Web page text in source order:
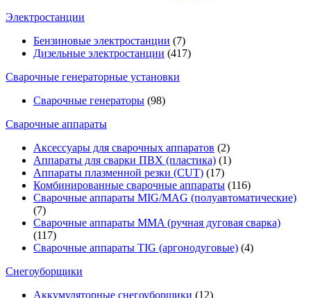
Электростанции
Бензиновые электростанции (7)
Дизельные электростанции (417)
Сварочные генераторные установки
Сварочные генераторы (98)
Сварочные аппараты
Аксессуары для сварочных аппаратов (2)
Аппараты для сварки ПВХ (пластика) (1)
Аппараты плазменной резки (CUT) (17)
Комбинированные сварочные аппараты (116)
Сварочные аппараты MIG/MAG (полуавтоматические)
(7)
Сварочные аппараты MMA (ручная дуговая сварка)
(117)
Сварочные аппараты TIG (аргонодуговые) (4)
Снегоуборщики
Аккумуляторные снегоуборщики (12)